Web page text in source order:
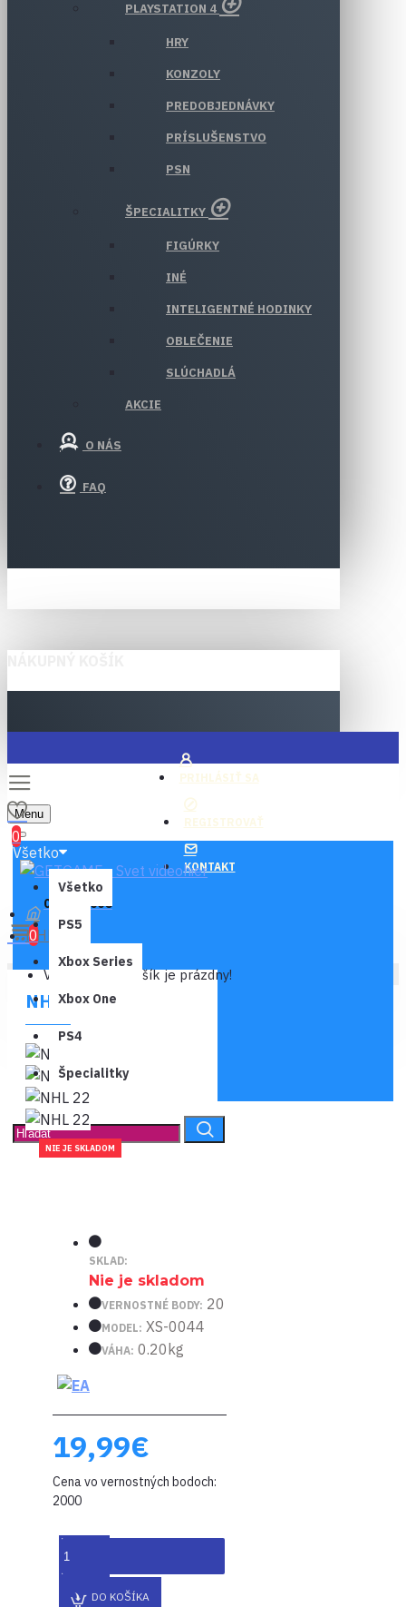
PLAYSTATION 4
HRY
KONZOLY
PREDOBJEDNÁVKY
PRÍSLUŠENSTVO
PSN
ŠPECIALITKY
FIGÚRKY
INÉ
INTELIGENTNÉ HODINKY
OBLEČENIE
SLÚCHADLÁ
AKCIE
O NÁS
FAQ
PRIHLÁSIŤ SA
REGISTROVAŤ
KONTAKT
Menu
0
0 ks - 0,00€
0
Váš nákupný košík je prázdny!
Všetko
Všetko
PS5
Xbox Series
Xbox One
PS4
Špecialitky
NHL 22
NHL 22
NIE JE SKLADOM
SKLAD:
Nie je skladom
VERNOSTNÉ BODY: 20
MODEL: XS-0044
VÁHA: 0.20kg
19,99€
Cena vo vernostných bodoch:
2000
DO KOŠÍKA